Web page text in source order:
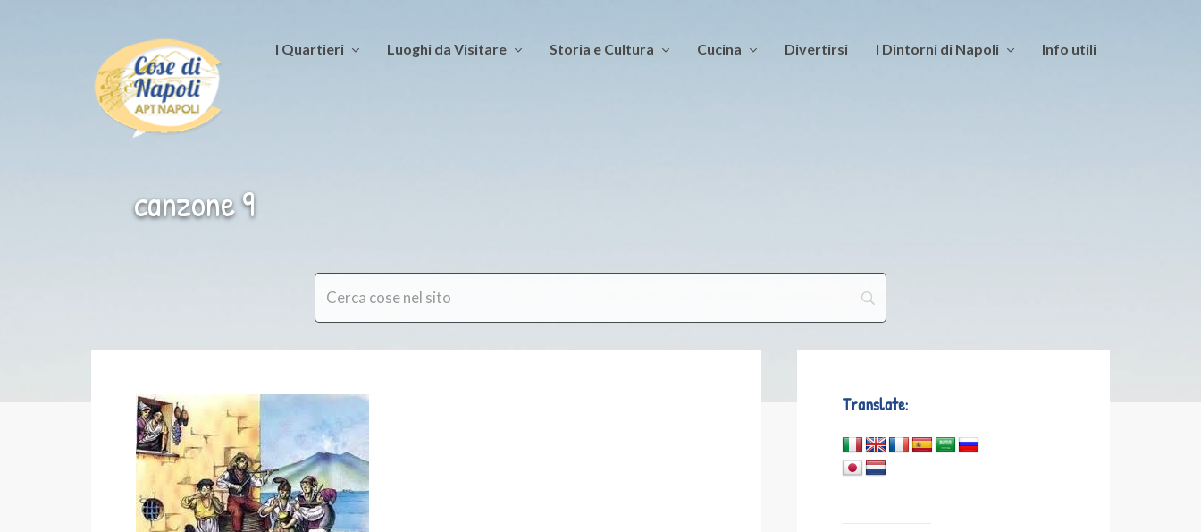
I Quartieri Luoghi da Visitare Storia e Cultura Cucina Divertirsi I Dintorni di Napoli Info utili
canzone 9
Translate: